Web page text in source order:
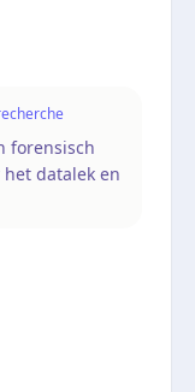
forensisch
datalek en